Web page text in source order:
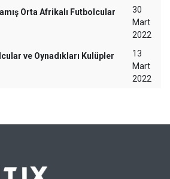
Orta Afrikalı Futbolcular
30
Mart
2022
ve Oynadıkları Kulüpler
13
Mart
2022